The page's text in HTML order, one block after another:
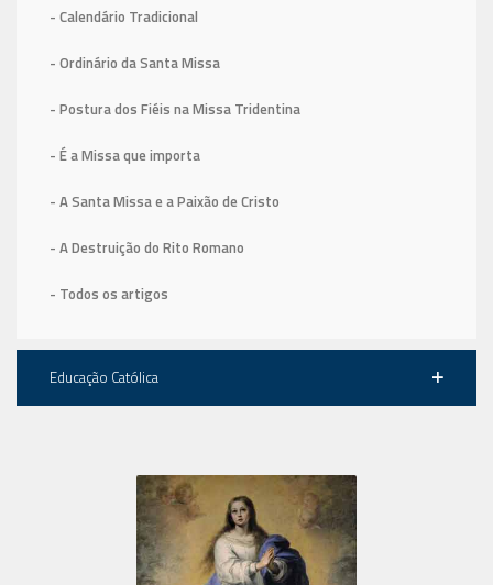
- Calendário Tradicional
- Ordinário da Santa Missa
- Postura dos Fiéis na Missa Tridentina
- É a Missa que importa
- A Santa Missa e a Paixão de Cristo
- A Destruição do Rito Romano
- Todos os artigos
Educação Católica